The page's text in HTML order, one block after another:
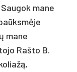
mane
mane
Rašto B.